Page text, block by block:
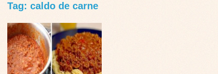
Tag: caldo de carne